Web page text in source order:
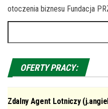
otoczenia biznesu Fundacja
OFERTY PRACY:
Zdalny Agent Lotniczy